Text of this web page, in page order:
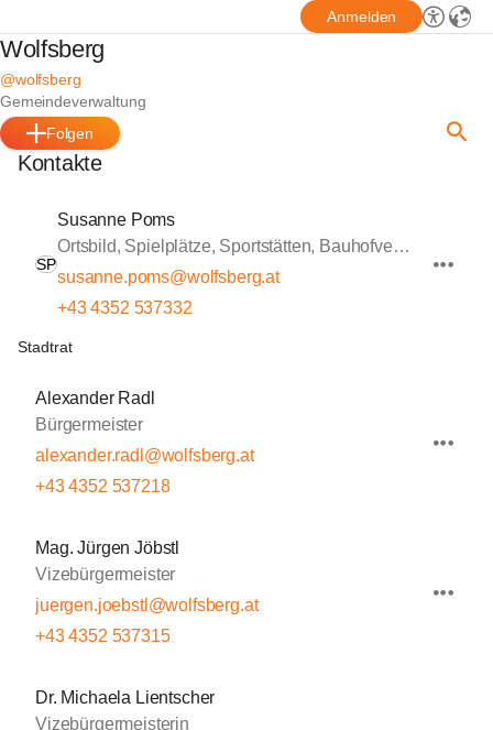
Anmelden
Wolfsberg
@wolfsberg
Gemeindeverwaltung
Folgen
Kontakte
SP
Susanne Poms
Ortsbild, Spielplätze, Sportstätten, Bauhofverwaltung
susanne.poms@wolfsberg.at
+43 4352 537332
Stadtrat
Alexander Radl
Bürgermeister
alexander.radl@wolfsberg.at
+43 4352 537218
Mag. Jürgen Jöbstl
Vizebürgermeister
juergen.joebstl@wolfsberg.at
+43 4352 537315
Dr. Michaela Lientscher
Vizebürgermeisterin